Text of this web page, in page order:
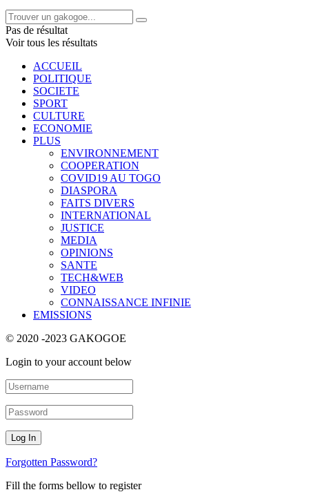
Pas de résultat
Voir tous les résultats
ACCUEIL
POLITIQUE
SOCIETE
SPORT
CULTURE
ECONOMIE
PLUS
ENVIRONNEMENT
COOPERATION
COVID19 AU TOGO
DIASPORA
FAITS DIVERS
INTERNATIONAL
JUSTICE
MEDIA
OPINIONS
SANTE
TECH&WEB
VIDEO
CONNAISSANCE INFINIE
EMISSIONS
© 2020 -2023 GAKOGOE
Login to your account below
Forgotten Password?
Fill the forms bellow to register